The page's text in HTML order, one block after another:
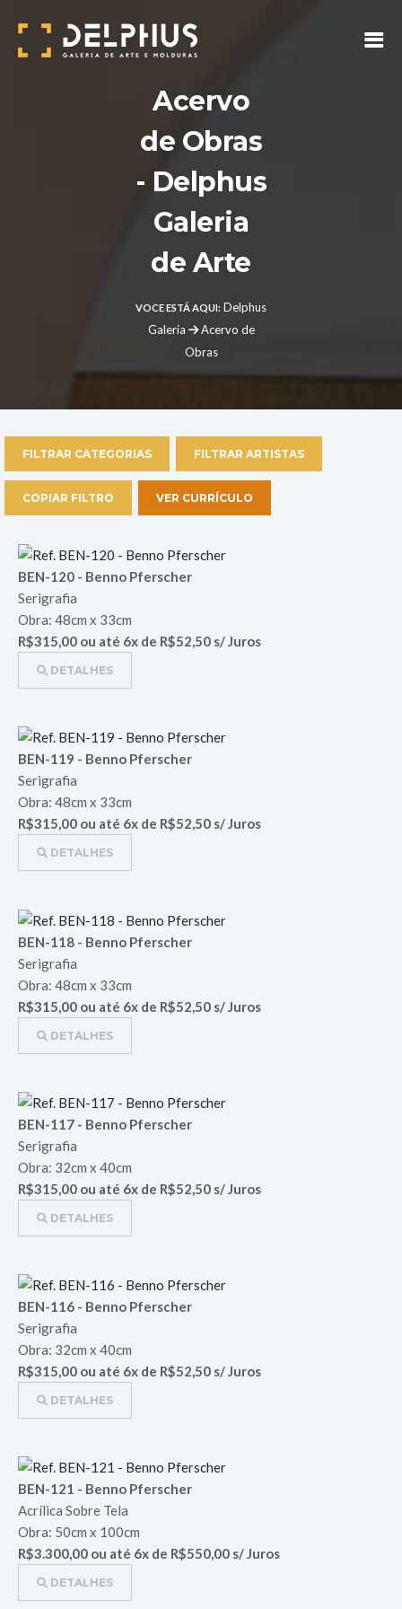
Acervo
de Obras
- Delphus
Galeria
de Arte
VOCE ESTÁ AQUI: Delphus
Galeria
Acervo de
Obras
FILTRAR CATEGORIAS FILTRAR ARTISTAS
COPIAR FILTRO VER CURRÍCULO
BEN-120 - Benno Pferscher
Serigrafia
Obra: 48cm x 33cm
R$315,00 ou até 6x de R$52,50 s/ Juros
DETALHES
BEN-119 - Benno Pferscher
Serigrafia
Obra: 48cm x 33cm
R$315,00 ou até 6x de R$52,50 s/ Juros
DETALHES
BEN-118 - Benno Pferscher
Serigrafia
Obra: 48cm x 33cm
R$315,00 ou até 6x de R$52,50 s/ Juros
DETALHES
BEN-117 - Benno Pferscher
Serigrafia
Obra: 32cm x 40cm
R$315,00 ou até 6x de R$52,50 s/ Juros
DETALHES
BEN-116 - Benno Pferscher
Serigrafia
Obra: 32cm x 40cm
R$315,00 ou até 6x de R$52,50 s/ Juros
DETALHES
BEN-121 - Benno Pferscher
Acrílica Sobre Tela
Obra: 50cm x 100cm
R$3.300,00 ou até 6x de R$550,00 s/ Juros
DETALHES